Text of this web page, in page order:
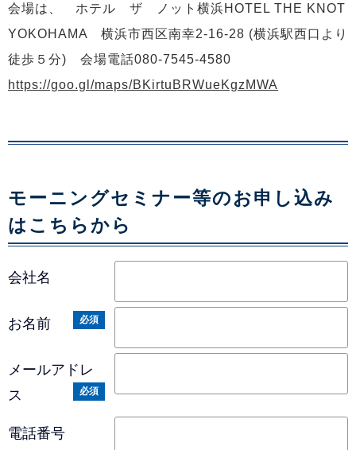
会場は、 ホテル ザ ノット横浜HOTEL THE KNOT
YOKOHAMA 横浜市西区南幸2-16-28 (横浜駅西口より
徒歩５分) 会場電話080-7545-4580
https://goo.gl/maps/BKirtuBRWueKgzMWA
モーニングセミナー​等のお申し込み
はこちらから
会社名
お名前 必須
メールアドレ
ス
必須
電話番号